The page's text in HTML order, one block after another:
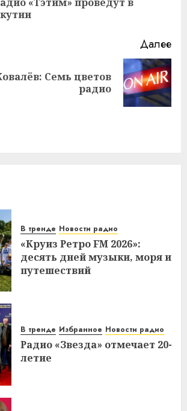
Далее
Семь цветов
радио
В тренде Новости радио
«Круиз Ретро FM 2026»:
десять дней музыки, моря и
путешествий
В тренде Избранное Новости радио
Радио «Звезда» отмечает 20-
летие